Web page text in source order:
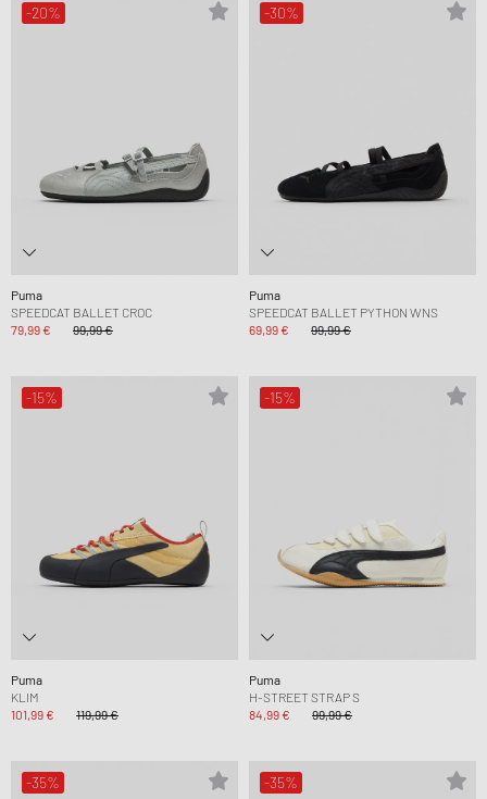
-20%
Puma
SPEEDCAT BALLET CROC
79,99 €
99,99 €
-30%
Puma
SPEEDCAT BALLET PYTHON WNS
69,99 €
99,99 €
-15%
Puma
KLIM
101,99 €
119,99 €
-15%
Puma
H-STREET STRAP S
84,99 €
99,99 €
-35% -35%